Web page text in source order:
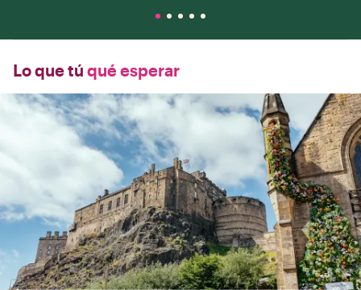
Lo que tú qué esperar